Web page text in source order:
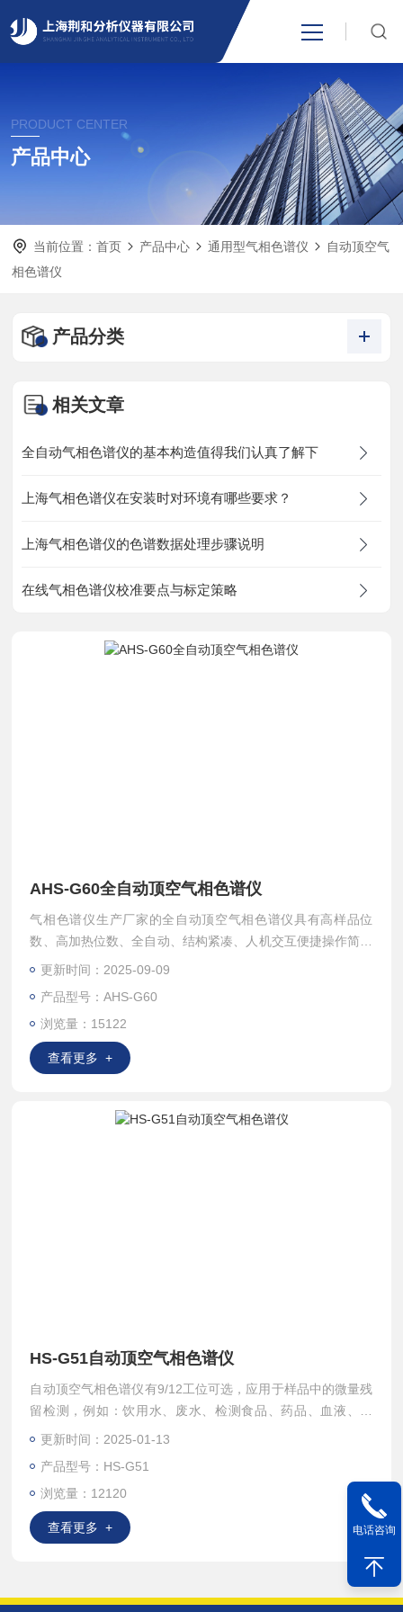
关于我们
新闻资讯
PRODUCT CENTER
产品中心
当前位置：首页 产品中心 通用型气相色谱仪
自动顶空气
相色谱仪
产品分类
相关文章
全自动气相色谱仪的基本构造值得我们认真了解下
上海气相色谱仪在安装时对环境有哪些要求？
上海气相色谱仪的色谱数据处理步骤说明
在线气相色谱仪校准要点与标定策略
AHS-G60全自动顶空气相色谱仪
气相色谱仪生产厂家的全自动顶空气相色谱仪具有高样品位
数、高加热位数、全自动、结构紧凑、人机交互便捷操作简单
等优点。其原理是将待测样品置于密闭的容器中，通过加热升
衡后，直接抽取上部气体送给气相色谱等后处理设备进行分
析，从而检测样品中可挥发性组分的成分和含量。
更新时间：2025-09-09
产品型号：AHS-G60
浏览量：15122
查看更多 +
HS-G51自动顶空气相色谱仪
自动顶空气相色谱仪有9/12工位可选，应用于样品中的微量残
留检测，例如：饮用水、废水、检测食品、药品、血液、土
壤、水、泥浆、化妆品、肥皂、包装物、金属箔、纸、矿泥、
更新时间：2025-01-13
产品型号：HS-G51
浏览量：12120
查看更多 + 电话咨询